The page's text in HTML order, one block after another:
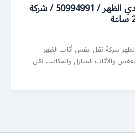
رقم نقل عفش هندي الظهر / 50994991 / شركة
شركة نقل عفش أثاث الظهر
والأثاث المنازل والمكاتب نقل